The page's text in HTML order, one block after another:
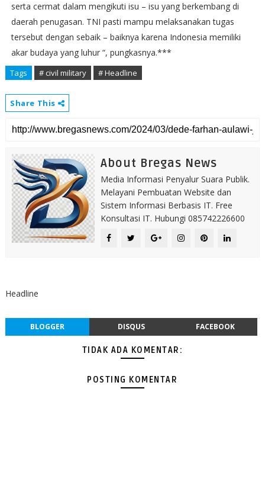
serta cermat dalam mengikuti isu – isu yang berkembang di
daerah penugasan. TNI pasti mampu melaksanakan tugas
tersebut dengan sebaik – baiknya karena Indonesia memiliki
akar budaya yang luhur “, pungkasnya.***
Tags # civil military # Headline
Share This
About Bregas News
Media Informasi Penyalur Suara Publik.
Melayani Pembuatan Website dan
Sistem Informasi Berbasis IT. Free
Konsultasi IT. Hubungi 085742226600
Headline
BLOGGER DISQUS FACEBOOK
TIDAK ADA KOMENTAR:
POSTING KOMENTAR